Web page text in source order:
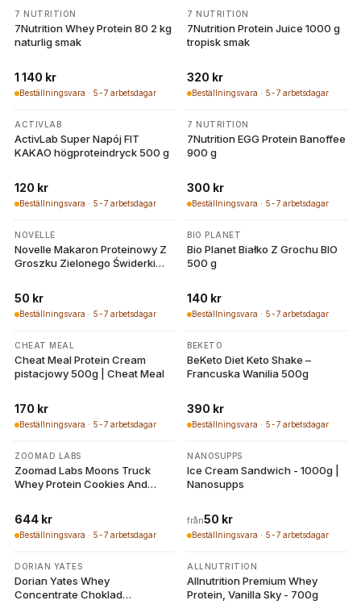
7 NUTRITION
7Nutrition Whey Protein 80 2 kg
naturlig smak
1 140 kr
Beställningsvara · 5-7 arbetsdagar
7 NUTRITION
7Nutrition Protein Juice 1000 g
tropisk smak
320 kr
Beställningsvara · 5-7 arbetsdagar
ACTIVLAB
ActivLab Super Napój FIT
KAKAO högproteindryck 500 g
120 kr
Beställningsvara · 5-7 arbetsdagar
7 NUTRITION
7Nutrition EGG Protein Banoffee
900 g
300 kr
Beställningsvara · 5-7 arbetsdagar
NOVELLE
Novelle Makaron Proteinowy Z
Groszku Zielonego Świderki
50 kr
Beställningsvara · 5-7 arbetsdagar
BIO PLANET
Bio Planet Białko Z Grochu BIO
500 g
140 kr
Beställningsvara · 5-7 arbetsdagar
CHEAT MEAL
Cheat Meal Protein Cream
pistacjowy 500g | Cheat Meal
170 kr
Beställningsvara · 5-7 arbetsdagar
BEKETO
BeKeto Diet Keto Shake –
Francuska Wanilia 500g
390 kr
Beställningsvara · 5-7 arbetsdagar
ZOOMAD LABS
Zoomad Labs Moons Truck
Whey Protein Cookies And
644 kr
Beställningsvara · 5-7 arbetsdagar
4 varianter
NANOSUPPS
Ice Cream Sandwich - 1000g |
Nanosupps
från50 kr
Beställningsvara · 5-7 arbetsdagar
DORIAN YATES
Dorian Yates Whey
Concentrate Choklad
-30%
ALLNUTRITION
Allnutrition Premium Whey
Protein, Vanilla Sky - 700g